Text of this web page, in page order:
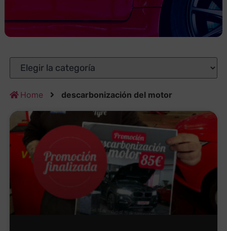
Home descarbonización del motor